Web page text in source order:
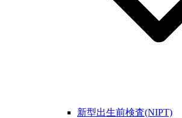
新型出生前検査(NIPT)